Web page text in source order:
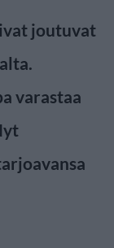
joutuvat
varastaa